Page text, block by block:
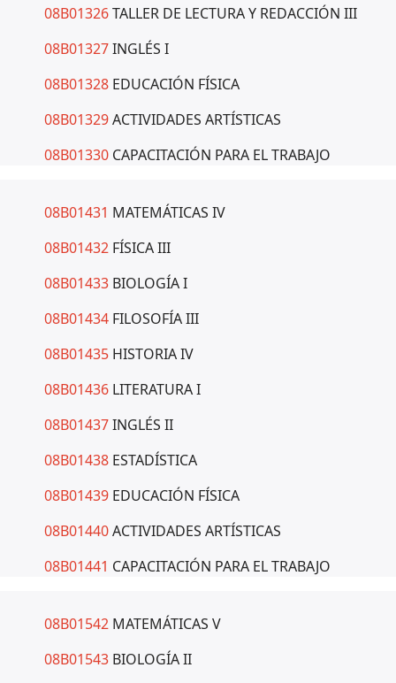
08B01326TALLER DE LECTURA Y REDACCIÓN III
08B01327INGLÉS I
08B01328 EDUCACIÓN FÍSICA
08B01329ACTIVIDADES ARTÍSTICAS
08B01330 CAPACITACIÓN PARA EL TRABAJO
08B01431 MATEMÁTICAS IV
08B01432 FÍSICA III
08B01433 BIOLOGÍA I
08B01434 FILOSOFÍA III
08B01435 HISTORIA IV
08B01436 LITERATURA I
08B01437INGLÉS II
08B01438 ESTADÍSTICA
08B01439 EDUCACIÓN FÍSICA
08B01440ACTIVIDADES ARTÍSTICAS
08B01441 CAPACITACIÓN PARA EL TRABAJO
08B01542 MATEMÁTICAS V
08B01543 BIOLOGÍA II